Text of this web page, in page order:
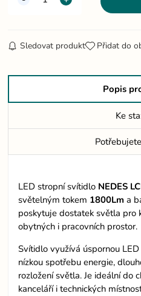
Sledovat produkt Přidat do
Popis
Ke
LED stropní svítidlo NEDES
světelným tokem 1800Lm a
poskytuje dostatek světla pro
obytných i pracovních prostor.
Svítidlo využívá úspornou
nízkou spotřebu energie,
rozložení světla. Je ideální do
kanceláří i technických